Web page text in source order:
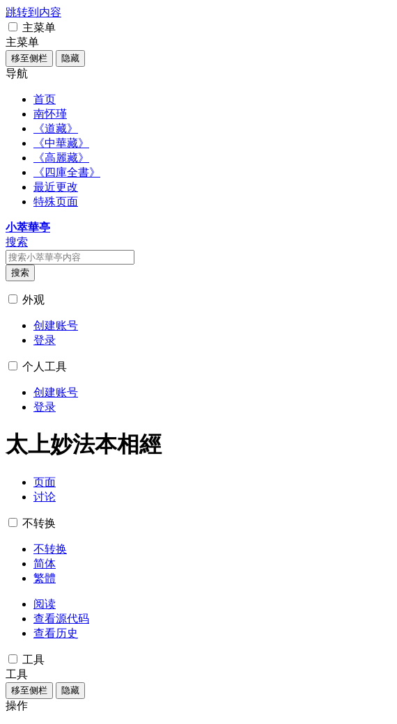
跳转到内容
主菜单
主菜单
移至侧栏 隐藏
导航
首页
南怀瑾
《道藏》
《中華藏》
《高麗藏》
《四庫全書》
最近更改
特殊页面
小萃華亭
搜索
搜索
外观
创建账号
登录
个人工具
创建账号
登录
太上妙法本相經
页面
讨论
不转换
不转换
简体
繁體
阅读
查看源代码
查看历史
工具
工具
移至侧栏 隐藏
操作